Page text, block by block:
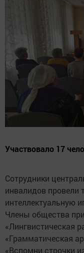
Участвовало 17
Сотрудники
инвалидов провели
интеллектуальную
Члены общества
«Лингвистическая
«Грамматическая
«Вспомни строчки